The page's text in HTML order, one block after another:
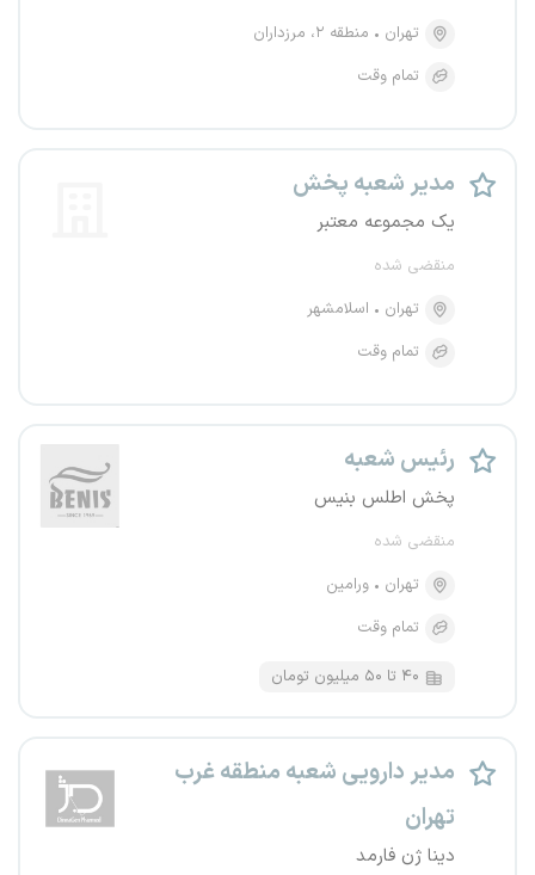
تهران
منطقه ۲، مرزداران
تمام وقت
مدیر شعبه پخش
یک مجموعه معتبر
منقضی شده
تهران
اسلامشهر
تمام وقت
رئیس شعبه
پخش اطلس بنیس
منقضی شده
تهران
ورامین
تمام وقت
۴۰ تا ۵۰ میلیون تومان
مدیر دارویی شعبه منطقه غرب
تهران
دینا ژن فارمد